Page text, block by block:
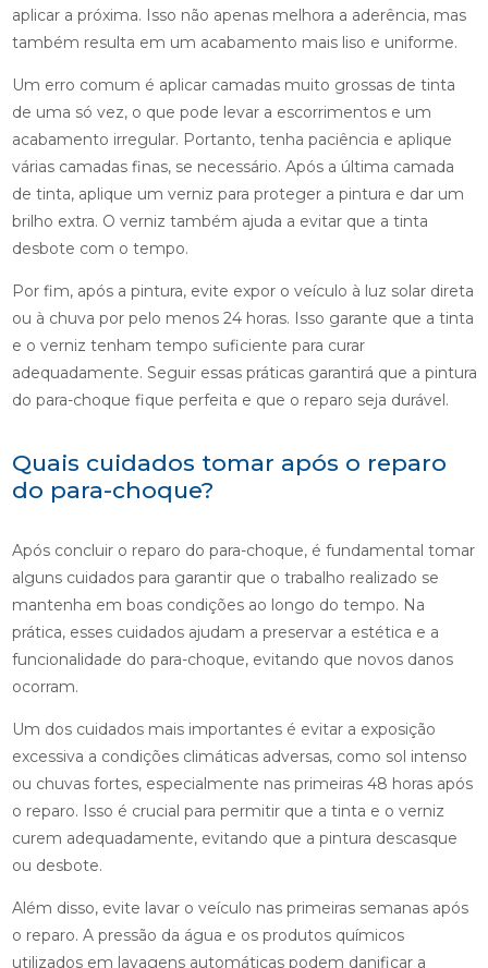
aplicar a próxima. Isso não apenas melhora a aderência, mas
também resulta em um acabamento mais liso e uniforme.
Um erro comum é aplicar camadas muito grossas de tinta
de uma só vez, o que pode levar a escorrimentos e um
acabamento irregular. Portanto, tenha paciência e aplique
várias camadas finas, se necessário. Após a última camada
de tinta, aplique um verniz para proteger a pintura e dar um
brilho extra. O verniz também ajuda a evitar que a tinta
desbote com o tempo.
Por fim, após a pintura, evite expor o veículo à luz solar direta
ou à chuva por pelo menos 24 horas. Isso garante que a tinta
e o verniz tenham tempo suficiente para curar
adequadamente. Seguir essas práticas garantirá que a pintura
do para-choque fique perfeita e que o reparo seja durável.
Quais cuidados tomar após o reparo
do para-choque?
Após concluir o reparo do para-choque, é fundamental tomar
alguns cuidados para garantir que o trabalho realizado se
mantenha em boas condições ao longo do tempo. Na
prática, esses cuidados ajudam a preservar a estética e a
funcionalidade do para-choque, evitando que novos danos
ocorram.
Um dos cuidados mais importantes é evitar a exposição
excessiva a condições climáticas adversas, como sol intenso
ou chuvas fortes, especialmente nas primeiras 48 horas após
o reparo. Isso é crucial para permitir que a tinta e o verniz
curem adequadamente, evitando que a pintura descasque
ou desbote.
Além disso, evite lavar o veículo nas primeiras semanas após
o reparo. A pressão da água e os produtos químicos
utilizados em lavagens automáticas podem danificar a